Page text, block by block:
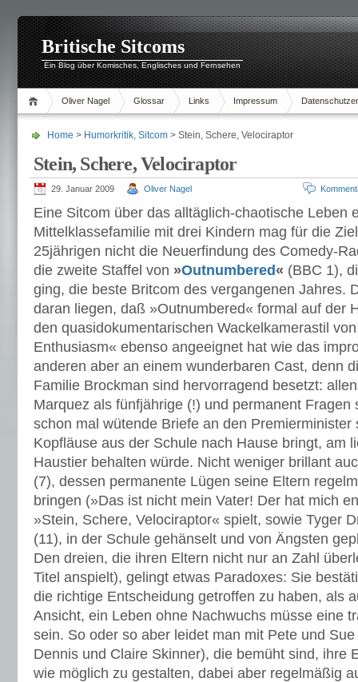
Britische Sitcoms
Ein Blog über Komisches, Englisches und Fernsehen
Oliver Nagel Glossar Links Impressum
Home > Humorkritik, Sitcom > Stein, Schere, Velociraptor
Stein, Schere, Velociraptor
29. Januar 2009 Oliver Nagel
Eine Sitcom über das alltäglich-chaotische Leben
Mittelklassefamilie mit drei Kindern mag für die
25jährigen nicht die Neuerfindung des Comedy-
die zweite Staffel von »Outnumbered« (BBC 1),
ging, die beste Britcom des vergangenen Jahres.
daran liegen, daß »Outnumbered« formal auf der
den quasidokumentarischen Wackelkamerastil
Enthusiasm« ebenso angeeignet hat wie das
anderen aber an einem wunderbaren Cast, denn
Familie Brockman sind hervorragend besetzt:
Marquez als fünfjährige (!) und permanent Fragen
schon mal wütende Briefe an den Premierminister
Kopfläuse aus der Schule nach Hause bringt, am
Haustier behalten würde. Nicht weniger brillant
(7), dessen permanente Lügen seine Eltern
bringen (»Das ist nicht mein Vater! Der hat mich
»Stein, Schere, Velociraptor« spielt, sowie Tyger
(11), in der Schule gehänselt und von Ängsten
Den dreien, die ihren Eltern nicht nur an Zahl
Titel anspielt), gelingt etwas Paradoxes: Sie
die richtige Entscheidung getroffen zu haben, als
Ansicht, ein Leben ohne Nachwuchs müsse eine
sein. So oder so aber leidet man mit Pete und
Dennis und Claire Skinner), die bemüht sind, ihre
wie möglich zu gestalten, dabei aber regelmäßig